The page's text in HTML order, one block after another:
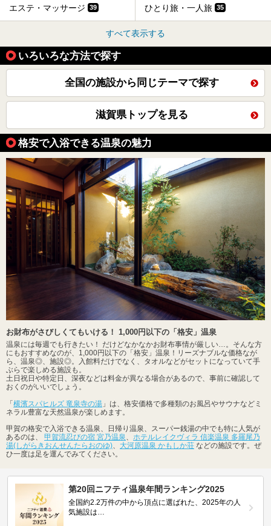
エステ・マッサージ 39 ひとり旅・一人旅 35
すべて表示する
いろいろな方法で探す
全国の施設から同じテーマで探す
滋賀県トップを見る
格安で入浴できる温泉の魅力
お財布がさびしくてもいける！ 1,000円以下の「格安」温泉
温泉には毎週でも行きたい！ だけどなかなかお財布事情が厳しい…。そんな方
にもおすすめなのが、1,000円以下の「格安」温泉！リーズナブルな価格なが
ら、温泉◎、施設◎。入館料だけでなく、タオルなどがセットになっていて手
ぶらで楽しめる施設も。
土日祝日や特定日、深夜などは料金が異なる場合があるので、事前に確認して
おくのがいいでしょう。
「横濱スパヒルズ 竜泉寺の湯 」は、格安価格で多種類のお風呂やサウナなどミ
ネラル豊富な天然温泉が楽しめます。
甲賀の格安で入浴できる温泉、日帰り温泉、スーパー銭湯の中でも特に人気が
あるのは、 甲賀流忍びの宿 宮乃温泉、 ホテルレイクヴィラ 信楽温泉 多羅尾乃
湯(しがらきおんせんたらおのゆ)、 大河原温泉 かもしか荘 などの施設です。ぜ
ひ一度は足を運んでみてください。
第20回ニフティ温泉年間ランキング2025
全国約2.2万件の中から頂点に選ばれた、2025年の人
気施設は…